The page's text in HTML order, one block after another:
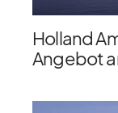
Holland
Angebot